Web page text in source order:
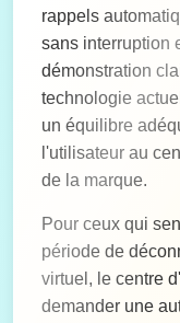
rappels
sans interruption
démonstration
technologie
un équilibre
l'utilisateur au
de la marque.
Pour ceux qui
période de
virtuel, le centre
demander une